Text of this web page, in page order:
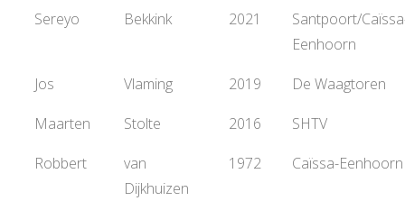
Sereyo
Bekkink 2021
Santpoort/
Eenhoorn
Jos
Vlaming 2019
De Waagtoren
Maarten
Stolte 2016
SHTV
Robbert
van
Dijkhuizen
1972 Caïssa-Eenhoorn